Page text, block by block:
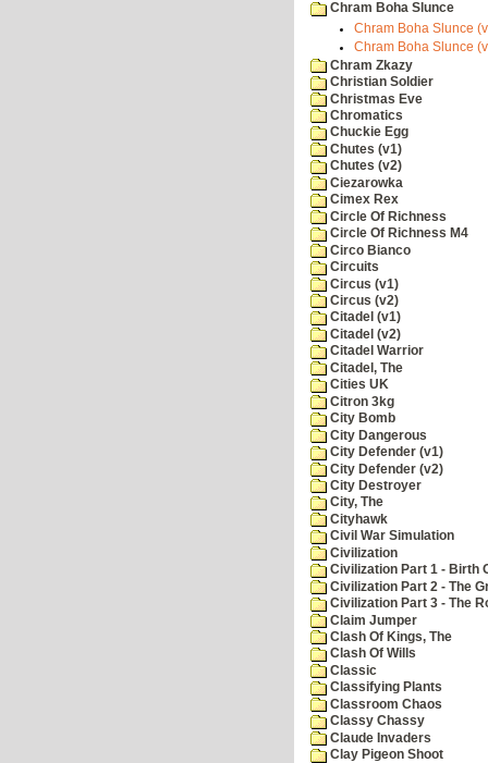
Chram Boha Slunce
Chram Boha Slunce
Chram Boha Slunce
Chram Zkazy
Christian Soldier
Christmas Eve
Chromatics
Chuckie Egg
Chutes (v1)
Chutes (v2)
Ciezarowka
Cimex Rex
Circle Of Richness
Circle Of Richness M4
Circo Bianco
Circuits
Circus (v1)
Circus (v2)
Citadel (v1)
Citadel (v2)
Citadel Warrior
Citadel, The
Cities UK
Citron 3kg
City Bomb
City Dangerous
City Defender (v1)
City Defender (v2)
City Destroyer
City, The
Cityhawk
Civil War Simulation
Civilization
Civilization Part 1 - Birth
Civilization Part 2 - The
Civilization Part 3 - The
Claim Jumper
Clash Of Kings, The
Clash Of Wills
Classic
Classifying Plants
Classroom Chaos
Classy Chassy
Claude Invaders
Clay Pigeon Shoot